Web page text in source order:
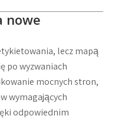
nowe
lecz mapą
po wyzwaniach
mocnych stron,
wymagających
odpowiednim